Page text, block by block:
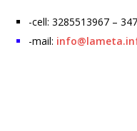
-cell: 3285513967 –
-mail: